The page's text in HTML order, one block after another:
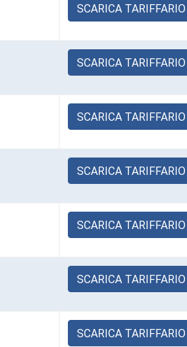
SCARICA TARIFFARIO
SCARICA TARIFFARIO
SCARICA TARIFFARIO
SCARICA TARIFFARIO
SCARICA TARIFFARIO
SCARICA TARIFFARIO
SCARICA TARIFFARIO